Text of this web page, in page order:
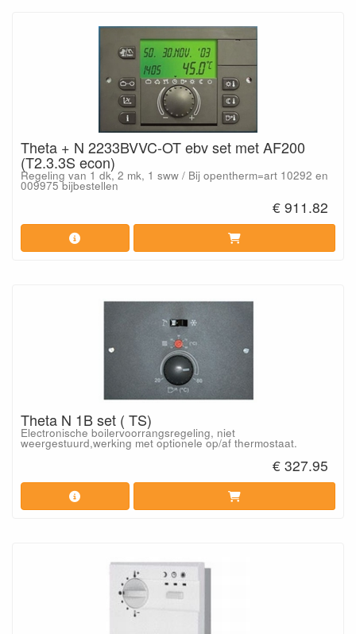
Theta + N 2233BVVC-OT ebv set met AF200
(T2.3.3S econ)
Regeling van 1 dk, 2 mk, 1 sww / Bij opentherm=art 10292 en
009975 bijbestellen
€ 911.82
Theta N 1B set ( TS)
Electronische boilervoorrangsregeling, niet
weergestuurd,werking met optionele op/af thermostaat.
€ 327.95